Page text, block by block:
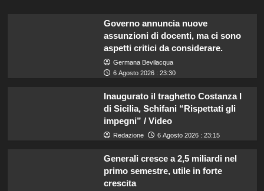
Governo annuncia nuove
assunzioni di docenti, ma ci sono
aspetti critici da considerare.
Germana Bevilacqua
6 Agosto 2026 : 23:30
Inaugurato il traghetto Costanza I
di Sicilia, Schifani “Rispettati gli
impegni” / Video
Redazione 6 Agosto 2026 : 23:15
Generali cresce a 2,5 miliardi nel
primo semestre, utile in forte
crescita